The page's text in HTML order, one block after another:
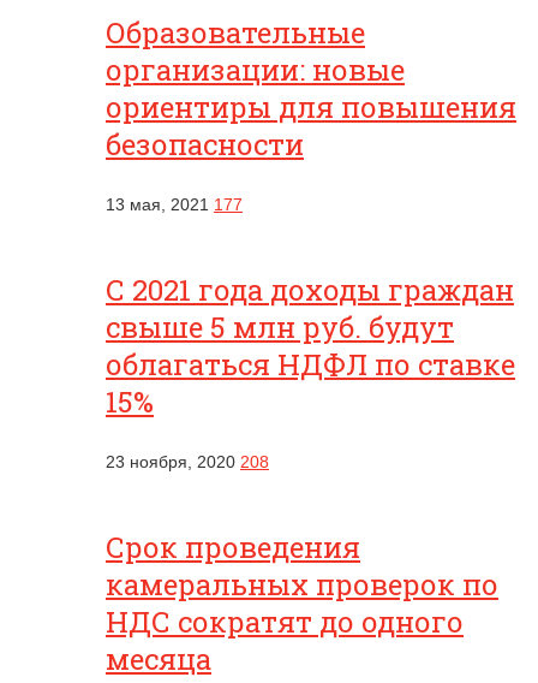
Образовательные
организации: новые
ориентиры для повышения
безопасности
13 мая, 2021 177
С 2021 года доходы граждан
свыше 5 млн руб. будут
облагаться НДФЛ по ставке
15%
23 ноября, 2020 208
Срок проведения
камеральных проверок по
НДС сократят до одного
месяца